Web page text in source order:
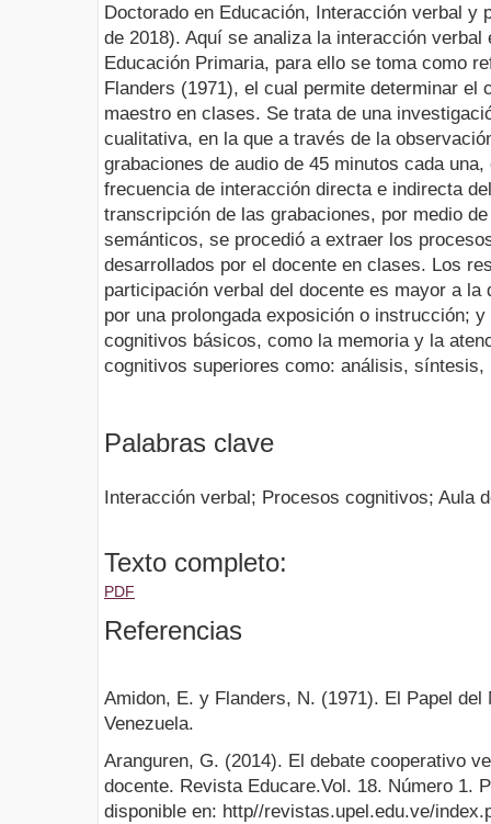
Doctorado en Educación, Interacción verbal y
de 2018). Aquí se analiza la interacción verbal
Educación Primaria, para ello se toma como
Flanders (1971), el cual permite determinar el
maestro en clases. Se trata de una
cualitativa, en la que a través de la
grabaciones de audio de 45 minutos cada
frecuencia de interacción directa e indirecta
transcripción de las grabaciones, por medio
semánticos, se procedió a extraer los
desarrollados por el docente en clases. Los
participación verbal del docente es mayor a
por una prolongada exposición o instrucción;
cognitivos básicos, como la memoria y la
cognitivos superiores como: análisis, síntesis,
Palabras clave
Interacción verbal; Procesos cognitivos; Aula
Texto completo:
PDF
Referencias
Amidon, E. y Flanders, N. (1971). El Papel del
Venezuela.
Aranguren, G. (2014). El debate cooperativo
docente. Revista Educare.Vol. 18. Número 1.
disponible en: http//revistas.upel.edu.ve/